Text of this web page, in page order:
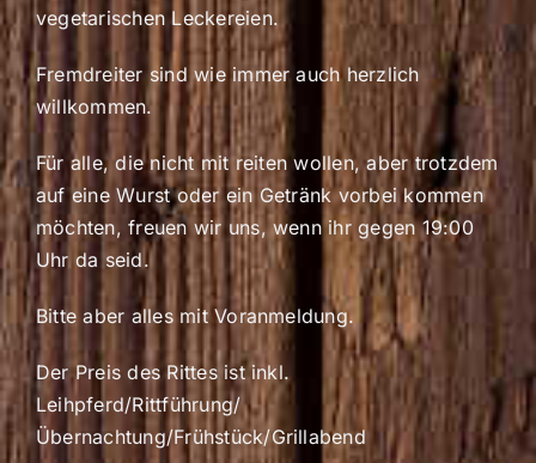
vegetarischen Leckereien.
Fremdreiter sind wie immer auch herzlich
willkommen.
Für alle, die nicht mit reiten wollen, aber trotzdem
auf eine Wurst oder ein Getränk vorbei kommen
möchten, freuen wir uns, wenn ihr gegen 19:00
Uhr da seid.
Bitte aber alles mit Voranmeldung.
Der Preis des Rittes ist inkl.
Leihpferd/Rittführung/
Übernachtung/Frühstück/Grillabend